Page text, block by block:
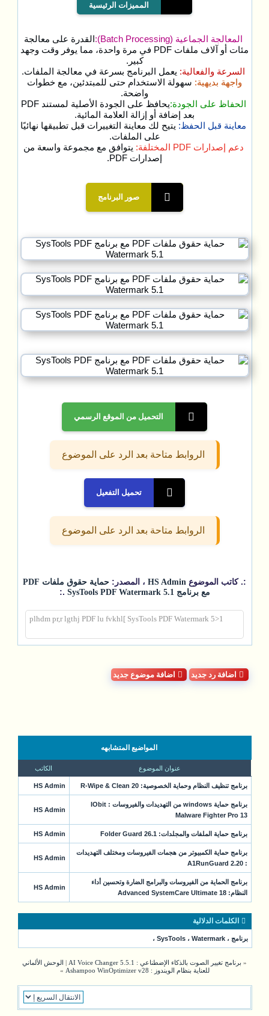
المميزات الرئيسية
المعالجة الجماعية (Batch Processing):
القدرة على معالجة
مئات أو آلاف ملفات PDF في مرة واحدة، مما يوفر وقت وجهد
كبير.
السرعة والفعالية: يعمل البرنامج بسرعة في معالجة الملفات.
واجهة بديهية: سهولة الاستخدام حتى للمبتدئين، مع خطوات
واضحة.
الحفاظ على الجودة:
يحافظ على الجودة الأصلية لمستند PDF
بعد إضافة أو إزالة العلامة المائية.
معاينة قبل الحفظ: يتيح لك معاينة التغييرات قبل تطبيقها نهائيًا
على الملفات.
دعم إصدارات PDF المختلفة:
يتوافق مع مجموعة واسعة من
إصدارات PDF.
صور البرنامج
التحميل من الموقع الرسمي
الروابط متاحة بعد الرد على الموضوع
تحميل التفعيل
الروابط متاحة بعد الرد على الموضوع
:. كاتب الموضوع HS Admin ، المصدر:
حماية حقوق ملفات PDF
مع برنامج SysTools PDF Watermark 5.1
.:
plhdm pr,r lgthj PDF lu fvkhl[ SysTools PDF Watermark 5>1
اضافة رد جديد اضافة موضوع جديد
المواضيع المتشابهه
عنوان الموضوع الكاتب
برنامج تنظيف النظام وحماية الخصوصية: R-Wipe & Clean 20 HS Admin
برنامج حماية windows من التهديدات والفيروسات : IObit
Malware Fighter Pro 13
HS Admin
برنامج حماية الملفات والمجلدات: Folder Guard 26.1 HS Admin
برنامج حماية الكمبيوتر من هجمات الفيروسات ومختلف التهديدات
: A1RunGuard 2.20
HS Admin
برنامج الحماية من الفيروسات والبرامج الضارة وتحسين أداء
النظام: Advanced SystemCare Ultimate 18
HS Admin
الكلمات الدلالية
برنامج ، SysTools، Watermark ،
« برنامج تغيير الصوت بالذكاء الإضطناعي : AI Voice Changer 5.5.1 | الوحش الألماني
للعناية بنظام الويندوز : Ashampoo WinOptimizer v28
»